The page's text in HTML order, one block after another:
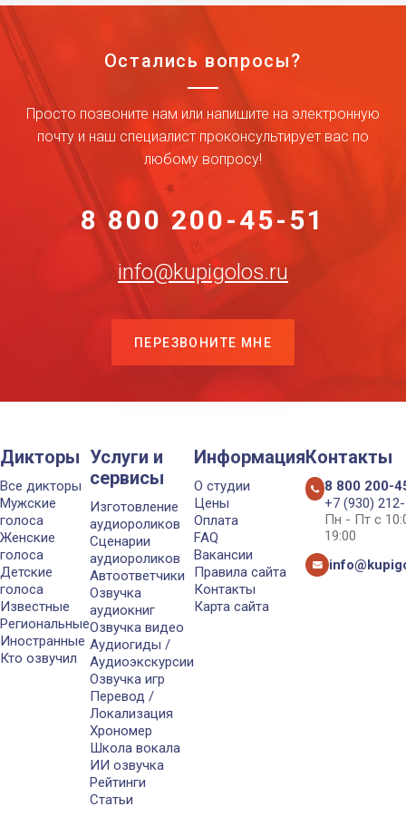
Остались вопросы?
Просто позвоните нам или напишите на электронную
почту и наш специалист проконсультирует вас по
любому вопросу!
8 800 200-45-51
info@kupigolos.ru
ПЕРЕЗВОНИТЕ МНЕ
Дикторы
Все дикторы
Мужские
голоса
Женские
голоса
Детские
голоса
Известные
Региональные
Иностранные
Кто озвучил
Услуги и
сервисы
Изготовление
аудиороликов
Сценарии
аудиороликов
Автоответчики
Озвучка
аудиокниг
Озвучка видео
Аудиогиды /
Аудиоэкскурсии
Озвучка игр
Перевод /
Локализация
Хрономер
Школа вокала
ИИ озвучка
Рейтинги
Статьи
Информация
О студии
Цены
Оплата
FAQ
Вакансии
Правила сайта
Контакты
Карта сайта
Контакты
8 800 200-
+7 (930)
Пн - Пт с
19:00